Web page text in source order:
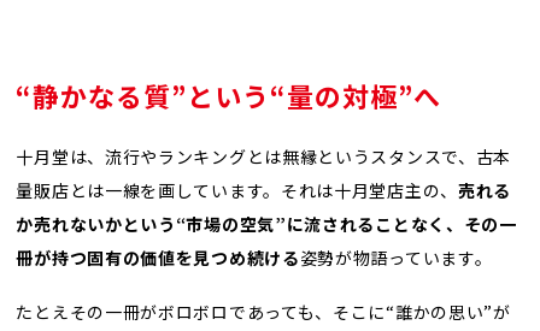
“静かなる質”という“量の対極”へ
十月堂は、流行やランキングとは無縁というスタンスで、古本
量販店とは一線を画しています。それは十月堂店主の、 売れる
か売れないかという“市場の空気”に流されることなく、その一
冊が持つ固有の価値を見つめ続ける姿勢が物語っています。
たとえその一冊がボロボロであっても、そこに“誰かの思い”が